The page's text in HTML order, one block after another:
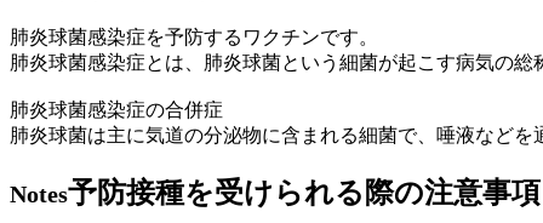
肺炎球菌感染症を予防するワクチンです。
肺炎球菌感染症とは、肺炎球菌という細菌が起こす病気の
肺炎球菌感染症の合併症
肺炎球菌は主に気道の分泌物に含まれる細菌で、唾液など
Notes予防接種を受けられる際の注意事項